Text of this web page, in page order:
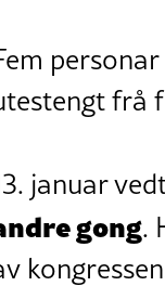
frå
januar
gong.